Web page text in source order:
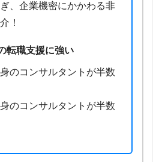
、企業機密にかかわる非
！
転職支援に強い
のコンサルタントが半数
のコンサルタントが半数